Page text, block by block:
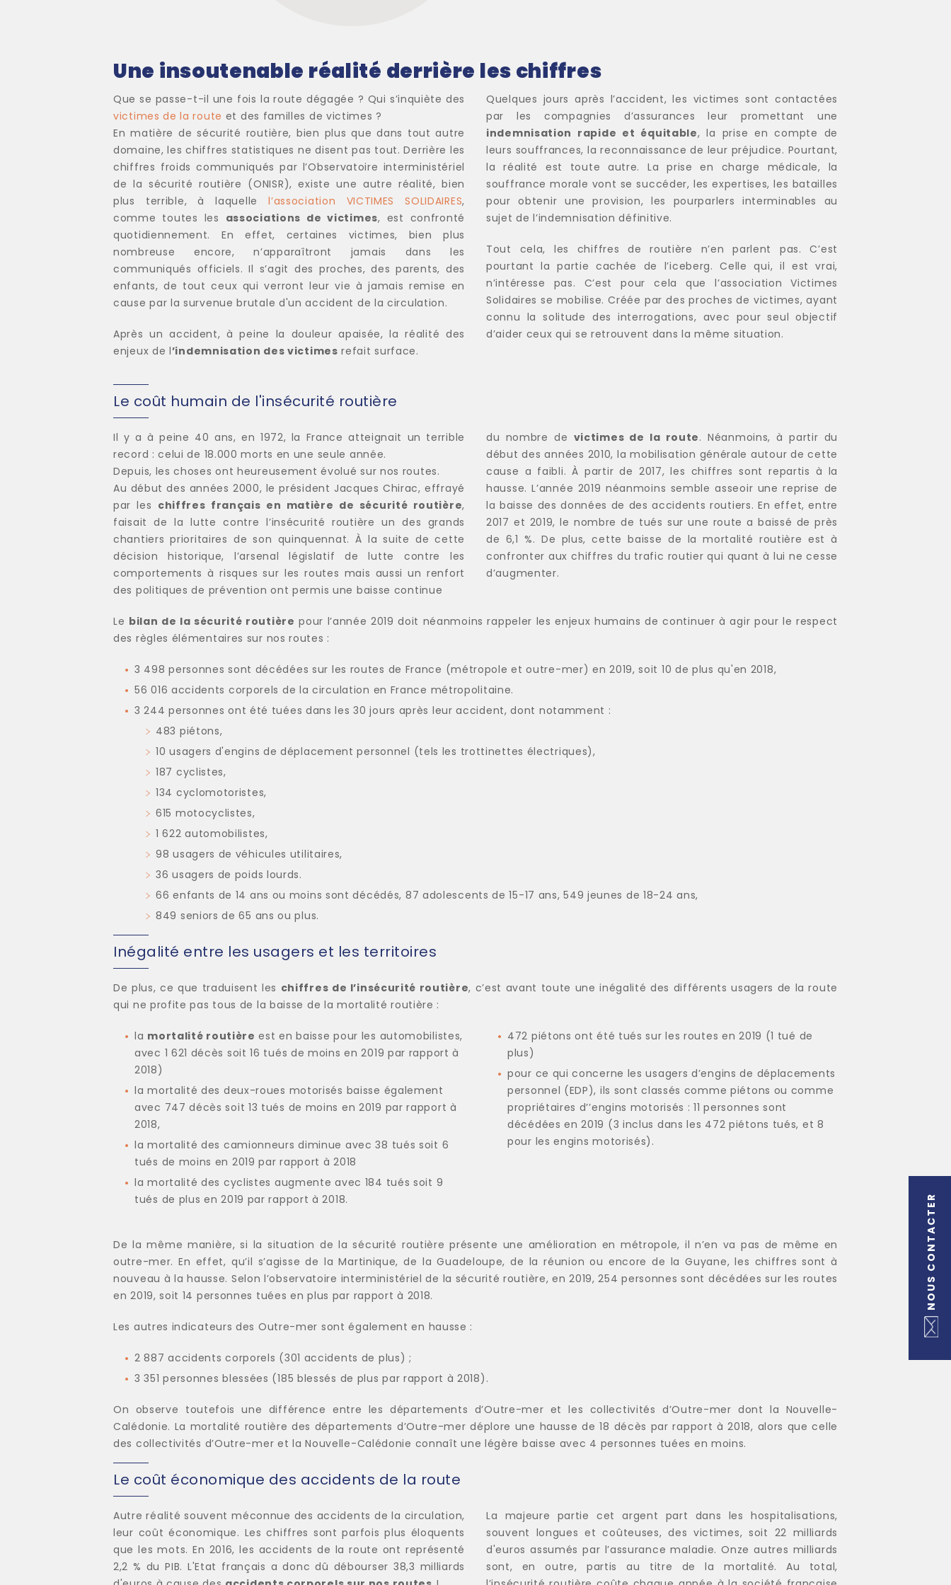
NOUS CONTACTER
Une insoutenable réalité derrière les chiffres
Que se passe-t-il une fois la route dégagée ? Qui s’inquiète des
victimes de la route et des familles de victimes ?
En matière de sécurité routière, bien plus que dans tout autre
domaine, les chiffres statistiques ne disent pas tout. Derrière les
chiffres froids communiqués par l’Observatoire interministériel
de la sécurité routière (ONISR), existe une autre réalité, bien
plus terrible, à laquellel’association VICTIMES SOLIDAIRES,
comme toutes les associations de victimes, est confronté
quotidiennement. En effet, certaines victimes, bien plus
nombreuse encore, n’apparaîtront jamais dans les
communiqués officiels. Il s’agit des proches, des parents, des
enfants, de tout ceux qui verront leur vie à jamais remise en
cause par la survenue brutale d'un accident de la circulation.
Après un accident, à peine la douleur apaisée, la réalité des
enjeux de l’indemnisation des victimes refait surface.
Quelques jours après l’accident, les victimes sont contactées
par les compagnies d’assurances leur promettant une
indemnisation rapide et équitable, la prise en compte de
leurs souffrances, la reconnaissance de leur préjudice. Pourtant,
la réalité est toute autre. La prise en charge médicale, la
souffrance morale vont se succéder, les expertises, les batailles
pour obtenir une provision, les pourparlers interminables au
sujet de l’indemnisation définitive.
Tout cela, les chiffres de routière n’en parlent pas. C’est
pourtant la partie cachée de l’iceberg. Celle qui, il est vrai,
n’intéresse pas. C’est pour cela que l’association Victimes
Solidaires se mobilise. Créée par des proches de victimes, ayant
connu la solitude des interrogations, avec pour seul objectif
d’aider ceux qui se retrouvent dans la même situation.
Le coût humain de l'insécurité routière
Il y a à peine 40 ans, en 1972, la France atteignait un terrible
record : celui de 18.000 morts en une seule année.
Depuis, les choses ont heureusement évolué sur nos routes.
Au début des années 2000, le président Jacques Chirac, effrayé
par les chiffres français en matière de sécurité routière,
faisait de la lutte contre l’insécurité routière un des grands
chantiers prioritaires de son quinquennat. À la suite de cette
décision historique, l’arsenal législatif de lutte contre les
comportements à risques sur les routes mais aussi un renfort
des politiques de prévention ont permis une baisse continue
du nombre de victimes de la route. Néanmoins, à partir du
début des années 2010, la mobilisation générale autour de cette
cause a faibli. À partir de 2017, les chiffres sont repartis à la
hausse. L’année 2019 néanmoins semble asseoir une reprise de
la baisse des données de des accidents routiers. En effet, entre
2017 et 2019, le nombre de tués sur une route a baissé de près
de 6,1 %. De plus, cette baisse de la mortalité routière est à
confronter aux chiffres du trafic routier qui quant à lui ne cesse
d’augmenter.
Le bilan de la sécurité routière pour l’année 2019 doit néanmoins rappeler les enjeux humains de continuer à agir pour le respect
des règles élémentaires sur nos routes :
3 498 personnes sont décédées sur les routes de France (métropole et outre-mer) en 2019, soit 10 de plus qu'en 2018,
56 016 accidents corporels de la circulation en France métropolitaine.
3 244 personnes ont été tuées dans les 30 jours après leur accident, dont notamment :
483 piétons,
10 usagers d'engins de déplacement personnel (tels les trottinettes électriques),
187 cyclistes,
134 cyclomotoristes,
615 motocyclistes,
1 622 automobilistes,
98 usagers de véhicules utilitaires,
36 usagers de poids lourds.
66 enfants de 14 ans ou moins sont décédés, 87 adolescents de 15-17 ans, 549 jeunes de 18-24 ans,
849 seniors de 65 ans ou plus.
Inégalité entre les usagers et les territoires
De plus, ce que traduisent les chiffres de l’insécurité routière, c’est avant toute une inégalité des différents usagers de la route
qui ne profite pas tous de la baisse de la mortalité routière :
la mortalité routière est en baisse pour les automobilistes,
avec 1 621 décès soit 16 tués de moins en 2019 par rapport à
2018)
la mortalité des deux-roues motorisés baisse également
avec 747 décès soit 13 tués de moins en 2019 par rapport à
2018,
la mortalité des camionneurs diminue avec 38 tués soit 6
tués de moins en 2019 par rapport à 2018
la mortalité des cyclistes augmente avec 184 tués soit 9
tués de plus en 2019 par rapport à 2018.
472 piétons ont été tués sur les routes en 2019 (1 tué de
plus)
pour ce qui concerne les usagers d’engins de déplacements
personnel (EDP), ils sont classés comme piétons ou comme
propriétaires d’’engins motorisés : 11 personnes sont
décédées en 2019 (3 inclus dans les 472 piétons tués, et 8
pour les engins motorisés).
De la même manière, si la situation de la sécurité routière présente une amélioration en métropole, il n’en va pas de même en
outre-mer. En effet, qu’il s’agisse de la Martinique, de la Guadeloupe, de la réunion ou encore de la Guyane, les chiffres sont à
nouveau à la hausse. Selon l’observatoire interministériel de la sécurité routière, en 2019, 254 personnes sont décédées sur les routes
en 2019, soit 14 personnes tuées en plus par rapport à 2018.
Les autres indicateurs des Outre-mer sont également en hausse :
2 887 accidents corporels (301 accidents de plus) ;
3 351 personnes blessées (185 blessés de plus par rapport à 2018).
On observe toutefois une différence entre les départements d’Outre-mer et les collectivités d’Outre-mer dont la Nouvelle-
Calédonie. La mortalité routière des départements d’Outre-mer déplore une hausse de 18 décès par rapport à 2018, alors que celle
des collectivités d’Outre-mer et la Nouvelle-Calédonie connaît une légère baisse avec 4 personnes tuées en moins.
Le coût économique des accidents de la route
Autre réalité souvent méconnue des accidents de la circulation,
leur coût économique. Les chiffres sont parfois plus éloquents
que les mots. En 2016, les accidents de la route ont représenté
2,2 % du PIB. L'Etat français a donc dû débourser 38,3 milliards
La majeure partie cet argent part dans les hospitalisations,
souvent longues et coûteuses, des victimes, soit 22 milliards
d'euros assumés par l’assurance maladie. Onze autres milliards
sont, en outre, partis au titre de la mortalité. Au total,